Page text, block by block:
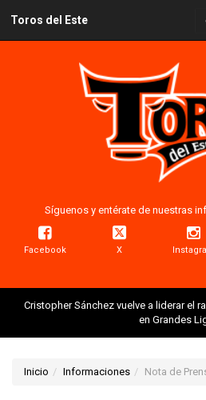
Toros del Este
Síguenos y entérate de nuestras
Facebook X
Cristopher Sánchez vuelve a liderar el
en Grandes
Inicio Informaciones Nota de